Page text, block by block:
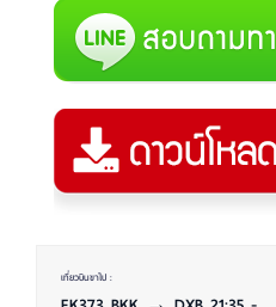
เที่ยวบินขาไป :